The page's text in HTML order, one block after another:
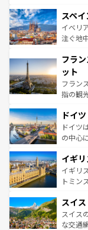
ろん、
景など
ピザや
ませて
なお、
しい。
スペイ
イベリ
注ぐ地
文化が
れる闘
る。首
アート
せる。
ンテン
フラ
ット
フラン
指の観
で、幅
聖堂、
から魅
いる。
香り高
らに、
れる地
を参照
ドイツ
ドイツ
の中心
顔を持
ルリン
してラ
は、お酒
ドイツ
イギリ
イギリ
トミン
リアご
ティー
戦など
スイス
スイス
な交通